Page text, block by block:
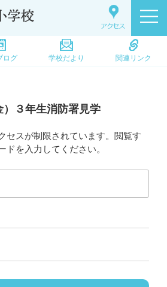
ログ 学校だより 関連リンク
）３年生消防署見学
セスが制限されています。閲覧す
ドを入力してください。